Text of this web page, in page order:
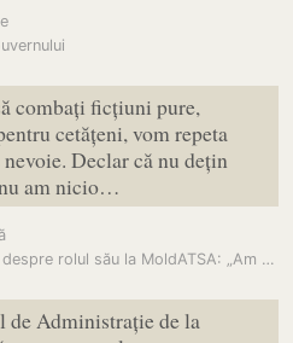
combați ficțiuni pure,
cetățeni, vom repeta
Declar că nu dețin
am nicio…
Dorin Recean, precizări despre rolul său la MoldATSA: „Am mers acolo…
de Administrație de la